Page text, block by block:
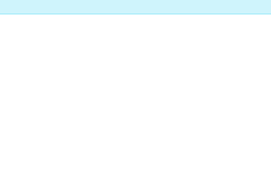
15:16 | Ezine’de Otizm